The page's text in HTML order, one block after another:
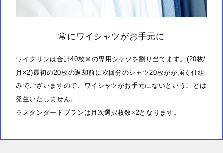
常にワイシャツがお手元に
ワイクリンは合計40枚※の専用シャツを割り当てます。(20枚/
月×2)最初の20枚の返却前に次回分のシャツ20枚がが届く仕組
みでございますので、ワイシャツがお手元にないということは
発生いたしません。
※スタンダードプランは月次選択枚数×2となります。